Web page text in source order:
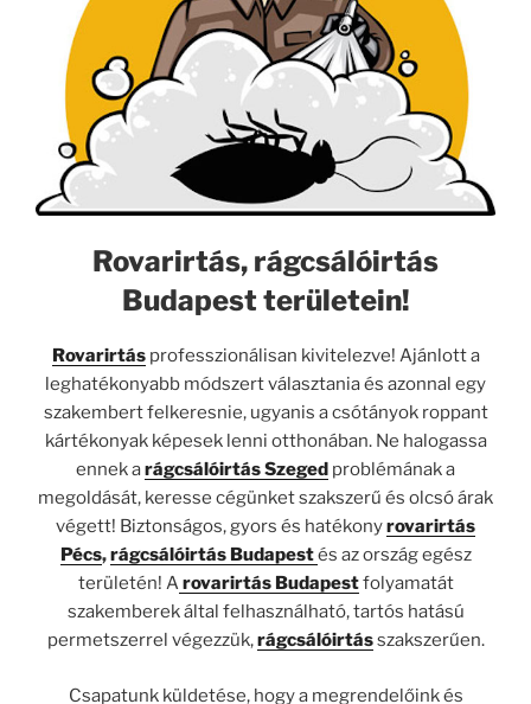
Rovarirtás, rágcsálóirtás
Budapest területein!
Rovarirtásprofesszionálisan kivitelezve! Ajánlott a
leghatékonyabb módszert választania és azonnal egy
szakembert felkeresnie, ugyanis a csótányok roppant
kártékonyak képesek lenni otthonában. Ne halogassa
ennek arágcsálóirtás Szeged problémának a
megoldását, keresse cégünket szakszerű és olcsó árak
végett! Biztonságos, gyors és hatékonyrovarirtás
Pécs,rágcsálóirtás Budapestés az ország egész
területén! Arovarirtás Budapestfolyamatát
szakemberek által felhasználható, tartós hatású
permetszerrel végezzük,rágcsálóirtásszakszerűen.
Csapatunk küldetése, hogy a megrendelőink és